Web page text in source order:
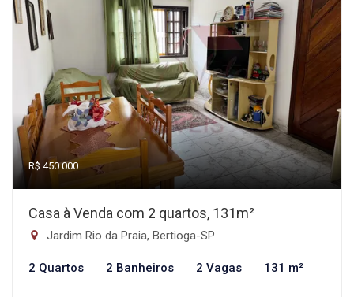
R$ 450.000
Casa à Venda com 2 quartos, 131m²
Jardim Rio da Praia, Bertioga-SP
2 Quartos 2 Banheiros 2 Vagas 131 m²